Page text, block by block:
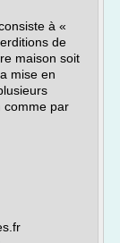
à «
de
maison soit
mise en
comme par